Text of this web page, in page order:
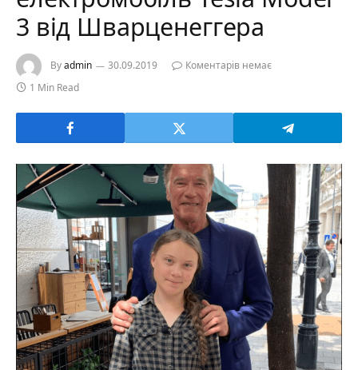
3 від Шварценеггера
Byadmin 30.09.2019
Коментарів немає
1 Min Read